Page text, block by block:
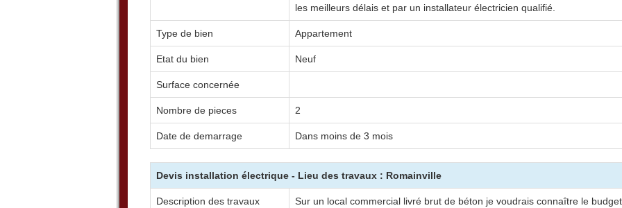
les meilleurs délais et par un installateur électricien qualifié.
Type de bien Appartement
Etat du bien Neuf
Surface concernée
Nombre de pieces 2
Date de demarrage Dans moins de 3 mois
Devis installation électrique - Lieu des travaux : Romainville
Description des travaux
Sur un local commercial livré brut de béton je voudrais connaître le budget